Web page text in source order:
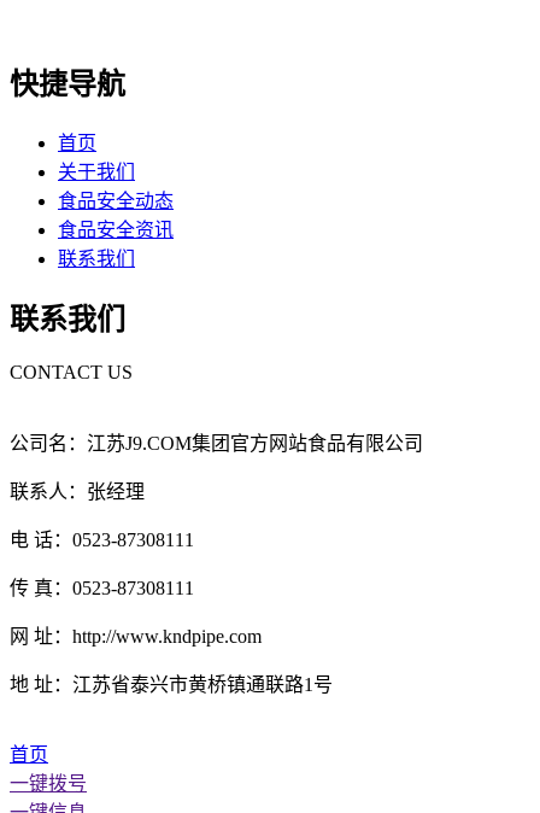
快捷导航
首页
关于我们
食品安全动态
食品安全资讯
联系我们
联系我们
CONTACT US
公司名：江苏J9.COM集团官方网站食品有限公司
联系人：张经理
电 话：0523-87308111
传 真：0523-87308111
网 址：http://www.kndpipe.com
地 址：江苏省泰兴市黄桥镇通联路1号
首页
一键拨号